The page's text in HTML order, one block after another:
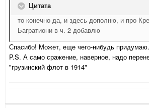
Цитата
то конечно да, и здесь дополню, и про
Багратиони в ч. 2 добавлю
Спасибо! Может, еще чего-нибудь придумаю.
P.S. А само сражение, наверное, надо
"грузинский флот в 1914"